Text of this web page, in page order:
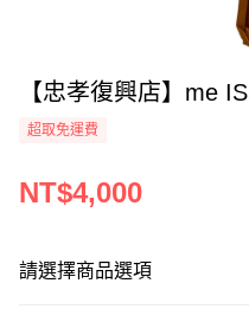
【忠孝復興店】me
超取免運費
NT$4,000
請選擇商品選項